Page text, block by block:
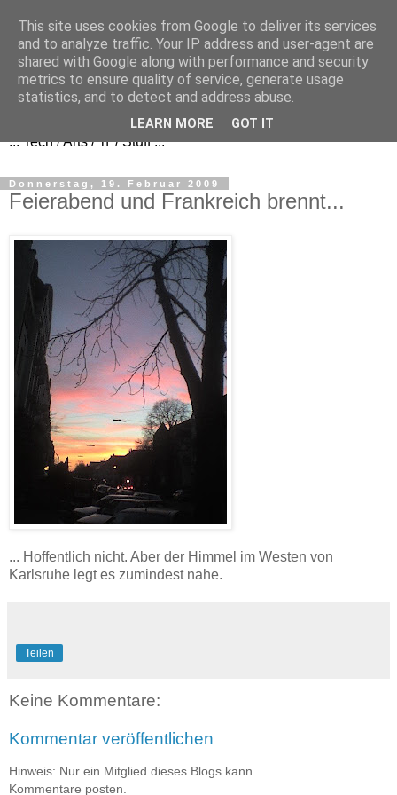
FezBook
... Tech / Arts / 'n' / Stuff ...
Donnerstag, 19. Februar 2009
Feierabend und Frankreich brennt...
... Hoffentlich nicht. Aber der Himmel im Westen von
Karlsruhe legt es zumindest nahe.
Teilen
Keine Kommentare:
Kommentar veröffentlichen
Hinweis: Nur ein Mitglied dieses Blogs kann
Kommentare posten.
This site uses cookies from Google to deliver its services
and to analyze traffic. Your IP address and user-agent are
shared with Google along with performance and security
metrics to ensure quality of service, generate usage
statistics, and to detect and address abuse.
LEARN MORE GOT IT